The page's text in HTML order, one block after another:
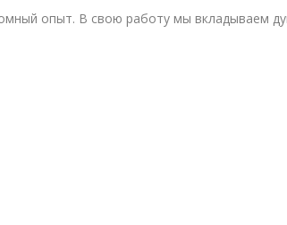
опыт. В свою работу мы вкладываем